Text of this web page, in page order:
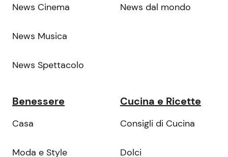
News Cinema
News Musica
News Spettacolo
News dal mondo
Benessere
Casa
Moda e Style
Cucina e Ricette
Consigli di Cucina
Dolci